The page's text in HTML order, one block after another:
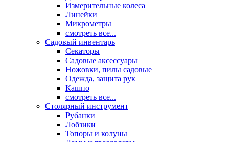
Измерительные колеса
Линейки
Микрометры
смотреть все...
Садовый инвентарь
Секаторы
Садовые аксессуары
Ножовки, пилы садовые
Одежда, защита рук
Кашпо
смотреть все...
Столярный инструмент
Рубанки
Лобзики
Топоры и колуны